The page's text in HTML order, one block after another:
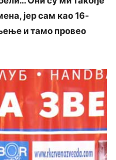
јер сам као 16-
и тамо провео